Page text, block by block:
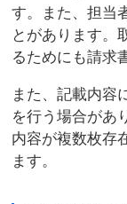
す。また、担当
とがあります。
るためにも請求
また、記載内容
を行う場合があ
内容が複数枚存
ます。